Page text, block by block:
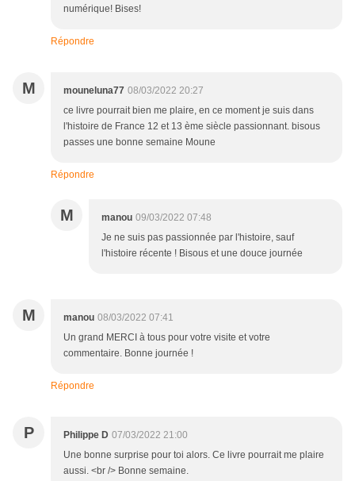
numérique! Bises!
Répondre
M mouneluna77 08/03/2022 20:27
ce livre pourrait bien me plaire, en ce moment je suis dans
l'histoire de France 12 et 13 ème siècle passionnant. bisous
passes une bonne semaine Moune
Répondre
M manou 09/03/2022 07:48
Je ne suis pas passionnée par l'histoire, sauf
l'histoire récente ! Bisous et une douce journée
M manou 08/03/2022 07:41
Un grand MERCI à tous pour votre visite et votre
commentaire. Bonne journée !
Répondre
P Philippe D 07/03/2022 21:00
Une bonne surprise pour toi alors. Ce livre pourrait me plaire
aussi. <br /> Bonne semaine.